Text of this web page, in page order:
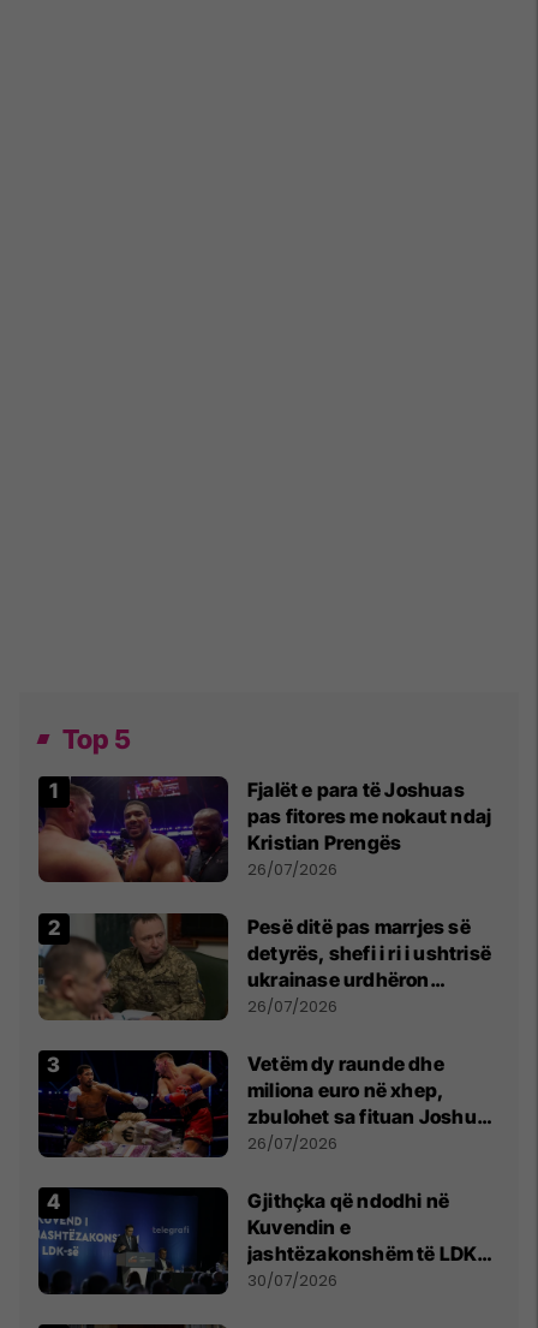
Top 5
Fjalët e para të Joshuas
pas fitores me nokaut ndaj
Kristian Prengës
26/07/2026
Pesë ditë pas marrjes së
detyrës, shefi i ri i ushtrisë
ukrainase urdhëron
kontroll të madh
26/07/2026
Vetëm dy raunde dhe
miliona euro në xhep,
zbulohet sa fituan Joshua
e Prenga
26/07/2026
Gjithçka që ndodhi në
Kuvendin e
jashtëzakonshëm të LDK-
së
30/07/2026